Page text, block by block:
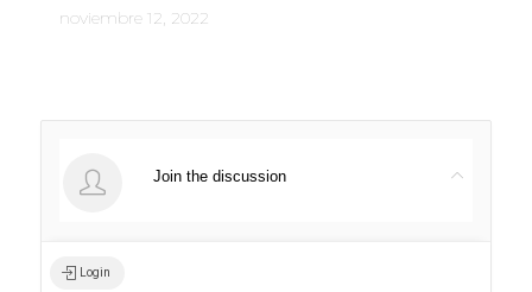
noviembre 12, 2022
Join the discussion
Login